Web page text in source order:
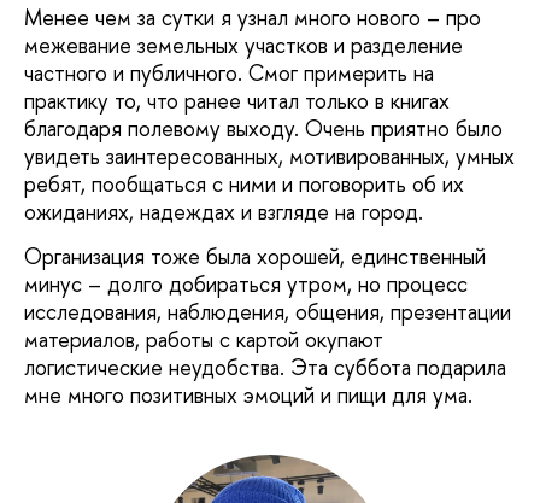
Менее чем за сутки я узнал много нового – про
межевание земельных участков и разделение
частного и публичного. Смог примерить на
практику то, что ранее читал только в книгах
благодаря полевому выходу. Очень приятно было
увидеть заинтересованных, мотивированных, умных
ребят, пообщаться с ними и поговорить об их
ожиданиях, надеждах и взгляде на город.
Организация тоже была хорошей, единственный
минус – долго добираться утром, но процесс
исследования, наблюдения, общения, презентации
материалов, работы с картой окупают
логистические неудобства. Эта суббота подарила
мне много позитивных эмоций и пищи для ума.